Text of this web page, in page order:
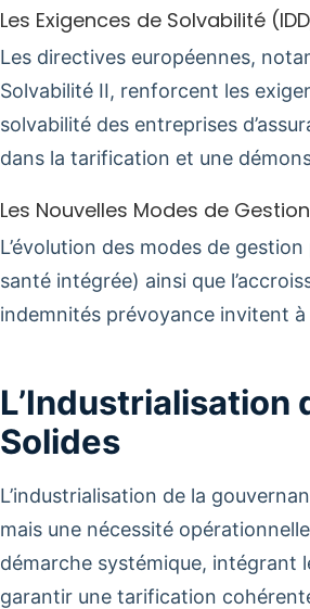
Les Exigences de Solvabilité
Les directives européennes,
Solvabilité II, renforcent les
solvabilité des entreprises
dans la tarification et une
Les Nouvelles Modes de
L’évolution des modes de
santé intégrée) ainsi que
indemnités prévoyance invitent
L’Industrialisation
Solides
L’industrialisation de la
mais une nécessité
démarche systémique, intégrant
garantir une tarification